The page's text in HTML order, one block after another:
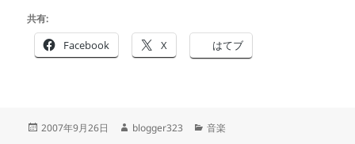
共有:
Facebook X はてブ
投
2007年9月26日
作
blogger323
カ
音楽